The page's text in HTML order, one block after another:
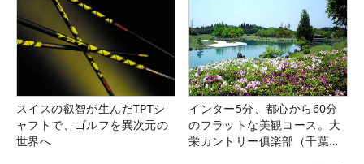
スイスの叡智が生んだTPTシ
ャフトで、ゴルフを異次元の
世界へ
インター5分、都心から60分
のフラットな美観コース。大
栄カントリー俱楽部（千葉